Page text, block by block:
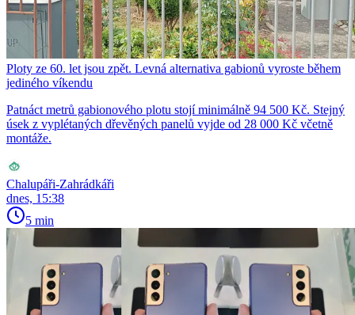
Ploty ze 60. let jsou zpět. Levná alternativa gabionů vyroste během
jediného víkendu
Patnáct metrů gabionového plotu stojí minimálně 94 500 Kč. Stejný
úsek z vyplétaných dřevěných panelů vyjde od 28 000 Kč včetně
montáže.
Chalupáři-Zahrádkáři
dnes, 15:38
5 min